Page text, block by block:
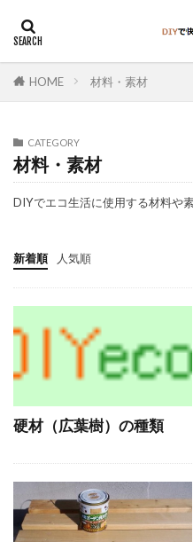
HOME 材料・素材
CATEGORY
材料・素材
DIYでエコ生活に使用する材料や
新着順 人気順
硬材（広葉樹）の種類